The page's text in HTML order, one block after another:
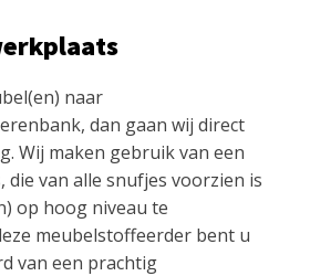
naar
dan gaan wij direct
Wij maken gebruik van een
die van alle snufjes voorzien is
op hoog niveau te
meubelstoffeerder bent u
van een prachtig